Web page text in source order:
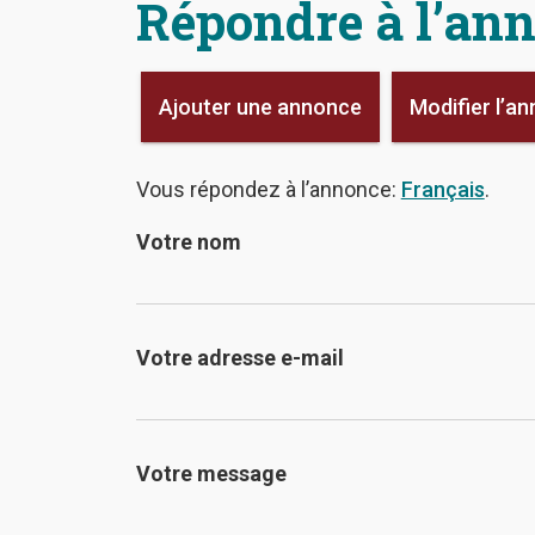
Répondre à
Ajouter une annonce Modifier
Vous répondez à l’annonce: Français.
Votre nom
Votre adresse e-mail
Votre message